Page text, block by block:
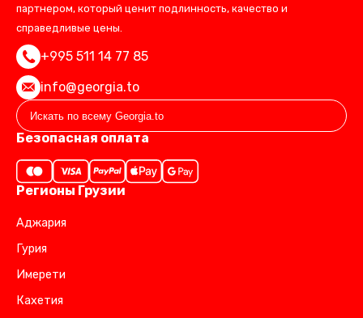
партнером, который ценит подлинность, качество и
справедливые цены.
+995 511 14 77 85
info@georgia.to
Безопасная оплата
Регионы Грузии
Аджария
Гурия
Имерети
Кахетия